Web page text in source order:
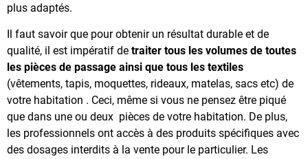
plus adaptés.
Il faut savoir que pour obtenir un résultat durable et de
qualité, il est impératif de traiter tous les volumes de toutes
les pièces de passage ainsi que tous les textiles
(vêtements, tapis, moquettes, rideaux, matelas, sacs etc) de
votre habitation . Ceci, même si vous ne pensez être piqué
que dans une ou deux pièces de votre habitation. De plus,
les professionnels ont accès à des produits spécifiques avec
des dosages interdits à la vente pour le particulier. Les